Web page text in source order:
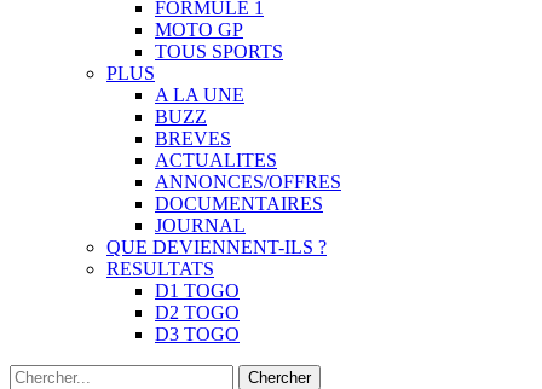
FORMULE 1
MOTO GP
TOUS SPORTS
PLUS
A LA UNE
BUZZ
BREVES
ACTUALITES
ANNONCES/OFFRES
DOCUMENTAIRES
JOURNAL
QUE DEVIENNENT-ILS ?
RESULTATS
D1 TOGO
D2 TOGO
D3 TOGO